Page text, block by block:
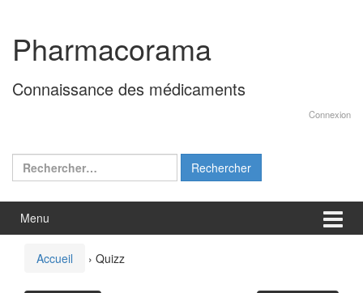
contenu
menu
principal
Pharmacorama
Connaissance des médicaments
Connexion
Rechercher :
Menu
Accueil › Quizz